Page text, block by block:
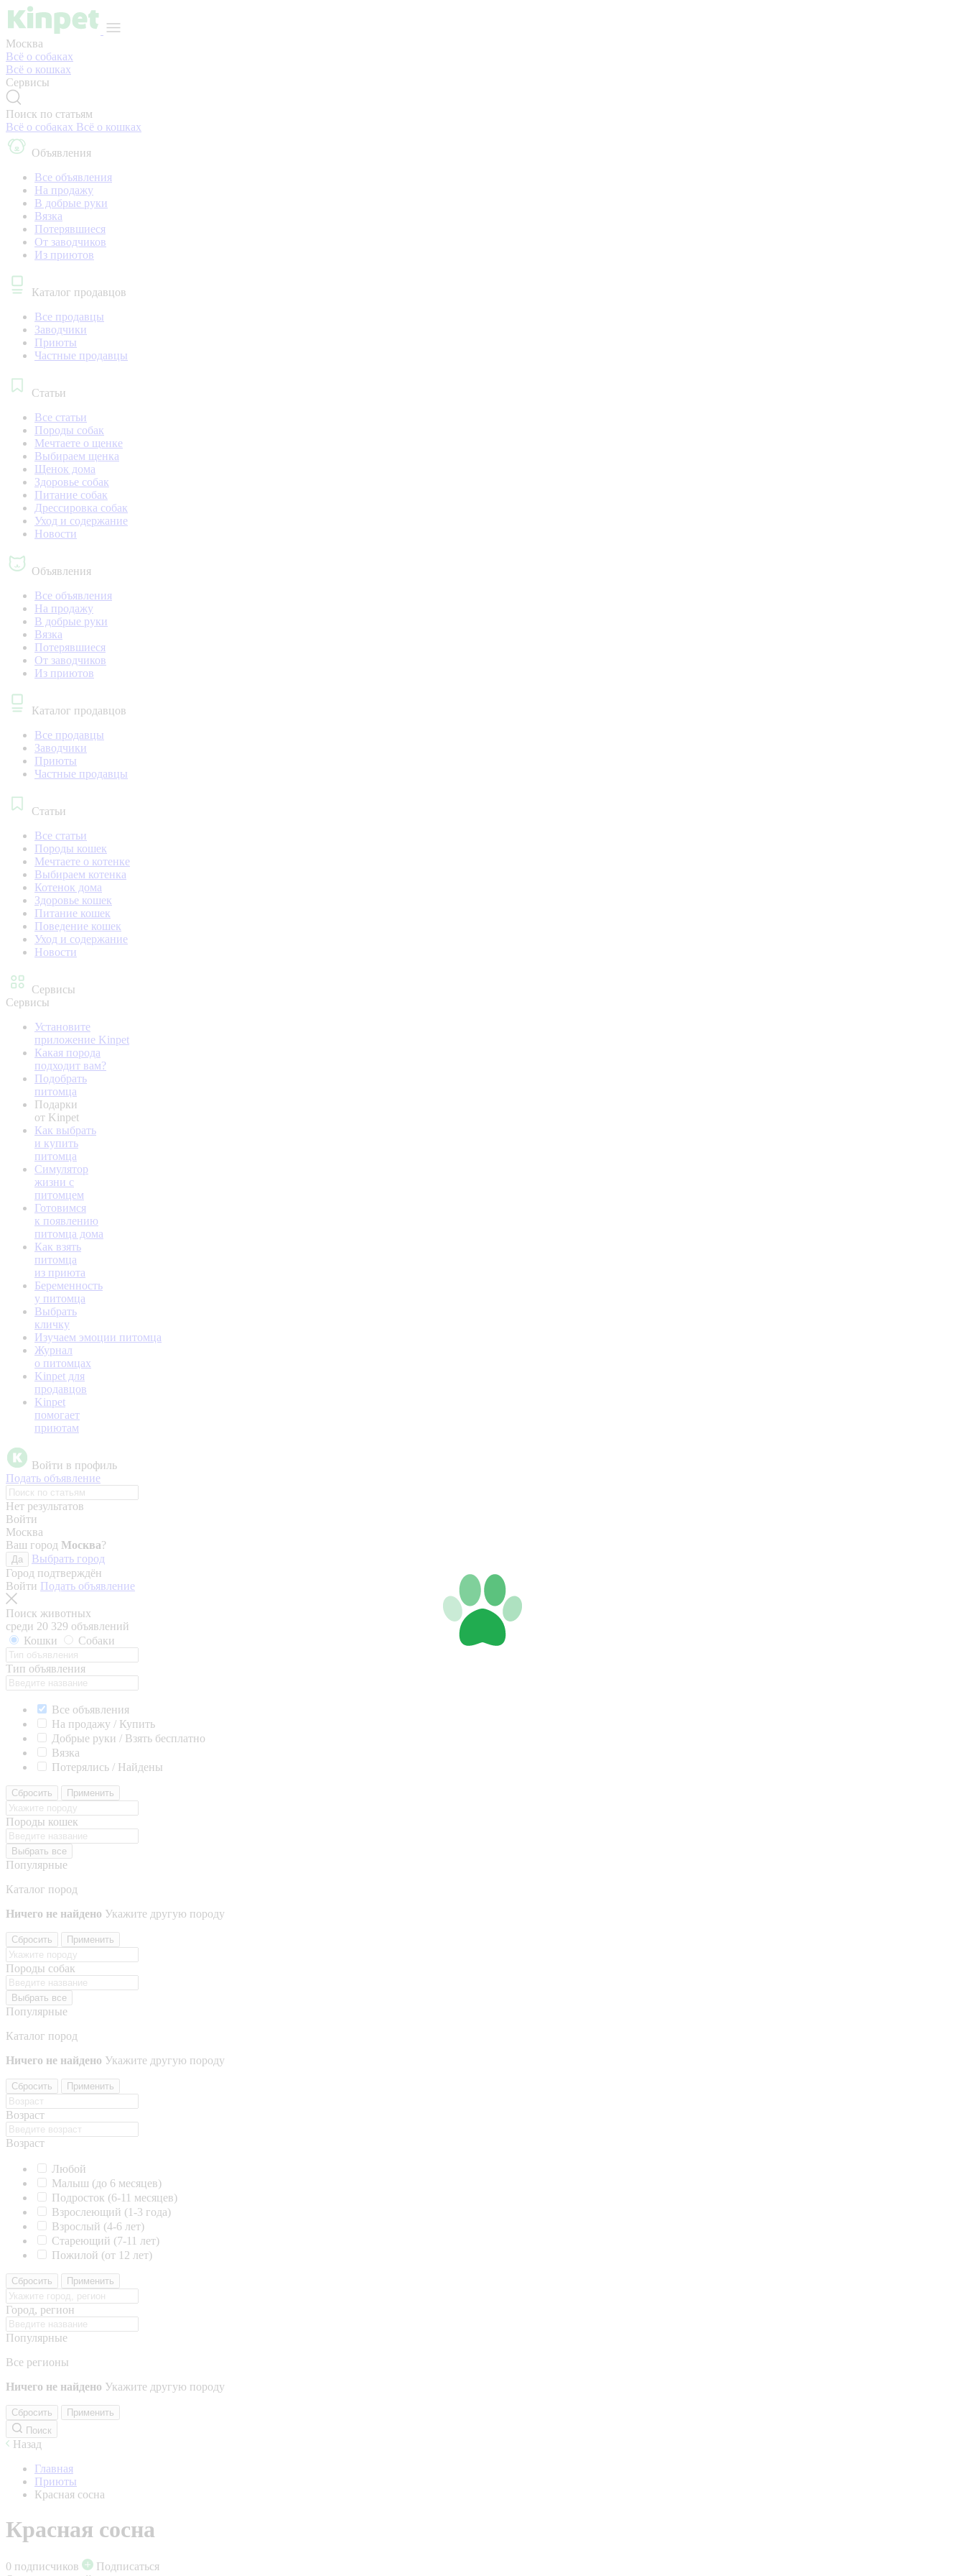
Москва
Всё о собаках
Всё о кошках
Сервисы
Поиск по статьям
Всё о собаках Всё о кошках
Объявления
Все объявления
На продажу
В добрые руки
Вязка
Потерявшиеся
От заводчиков
Из приютов
Каталог продавцов
Все продавцы
Заводчики
Приюты
Частные продавцы
Статьи
Все статьи
Породы собак
Мечтаете о щенке
Выбираем щенка
Щенок дома
Здоровье собак
Питание собак
Дрессировка собак
Уход и содержание
Новости
Объявления
Все объявления
На продажу
В добрые руки
Вязка
Потерявшиеся
От заводчиков
Из приютов
Каталог продавцов
Все продавцы
Заводчики
Приюты
Частные продавцы
Статьи
Все статьи
Породы кошек
Мечтаете о котенке
Выбираем котенка
Котенок дома
Здоровье кошек
Питание кошек
Поведение кошек
Уход и содержание
Новости
Сервисы
Сервисы
Установите
приложение Kinpet
Какая порода
подходит вам?
Подобрать
питомца
Подарки
от Kinpet
Как выбрать
и купить
питомца
Симулятор
жизни с
питомцем
Готовимся
к появлению
питомца дома
Как взять
питомца
из приюта
Беременность
у питомца
Выбрать
кличку
Изучаем эмоции питомца
Журнал
о питомцах
Kinpet для
продавцов
Kinpet
помогает
приютам
Войти в профиль
Подать объявление
Нет результатов
Войти
Москва
Ваш город Москва?
Да
Выбрать город
Город подтверждён
Войти Подать объявление
Поиск животных
среди 20 329 объявлений
Кошки
Собаки
Тип объявления
Все объявления
На продажу / Купить
Добрые руки / Взять бесплатно
Вязка
Потерялись / Найдены
Сбросить Применить
Породы кошек
Выбрать все
Популярные
Каталог пород
Ничего не найдено Укажите другую породу
Сбросить Применить
Породы собак
Выбрать все
Популярные
Каталог пород
Ничего не найдено Укажите другую породу
Сбросить Применить
Возраст
Возраст
Любой
Малыш (до 6 месяцев)
Подросток (6-11 месяцев)
Взрослеющий (1-3 года)
Взрослый (4-6 лет)
Стареющий (7-11 лет)
Пожилой (от 12 лет)
Сбросить Применить
Город, регион
Популярные
Все регионы
Ничего не найдено Укажите другую породу
Сбросить
Применить
Поиск
Назад
Главная
Приюты
Красная сосна
Красная сосна
0 подписчиков
Подписаться